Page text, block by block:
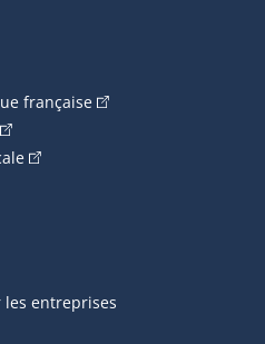
française(Cet hyperlien
hyperlien externe s'ouvrira
(Cet hyperlien externe
externe s'ouvrira dans une
entreprises